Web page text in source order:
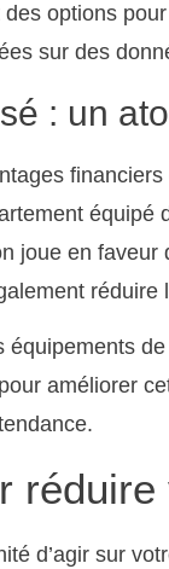
options
sur des
: un
joue en
améliorer
d’agir sur